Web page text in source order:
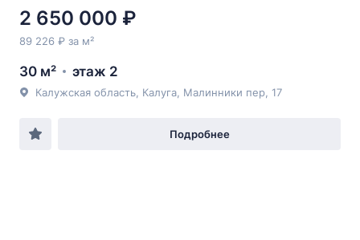
2 650 000 ₽
89 226 ₽ за м²
30 м² этаж 2
Калужская область, Калуга, Малинники пер, 17
Подробнее